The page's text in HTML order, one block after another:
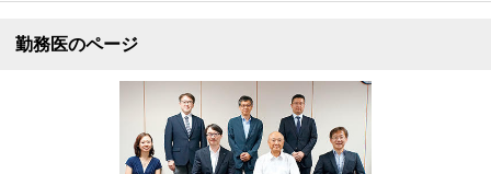
勤務医のページ